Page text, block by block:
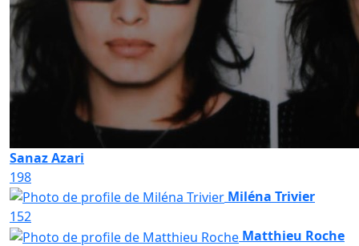
Sanaz Azari
198
Miléna Trivier
152
Matthieu Roche